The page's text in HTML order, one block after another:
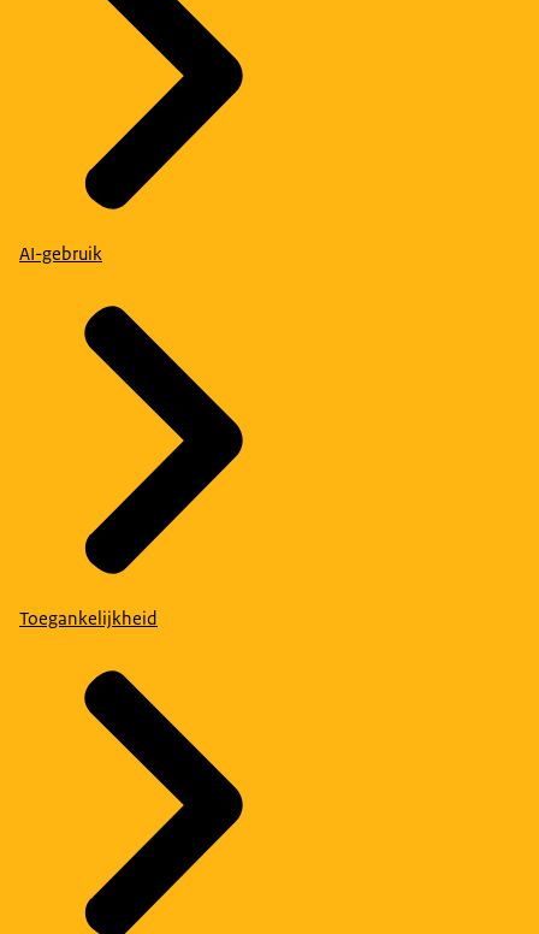
AI-gebruik
Toegankelijkheid